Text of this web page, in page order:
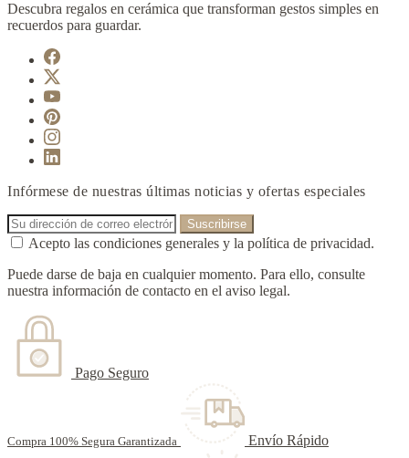
Descubra regalos en cerámica que transforman gestos simples en
recuerdos para guardar.
Infórmese de nuestras últimas noticias y ofertas especiales
Acepto las condiciones generales y la política de privacidad.
Puede darse de baja en cualquier momento. Para ello, consulte
nuestra información de contacto en el aviso legal.
Pago Seguro
Compra 100% Segura Garantizada Envío Rápido